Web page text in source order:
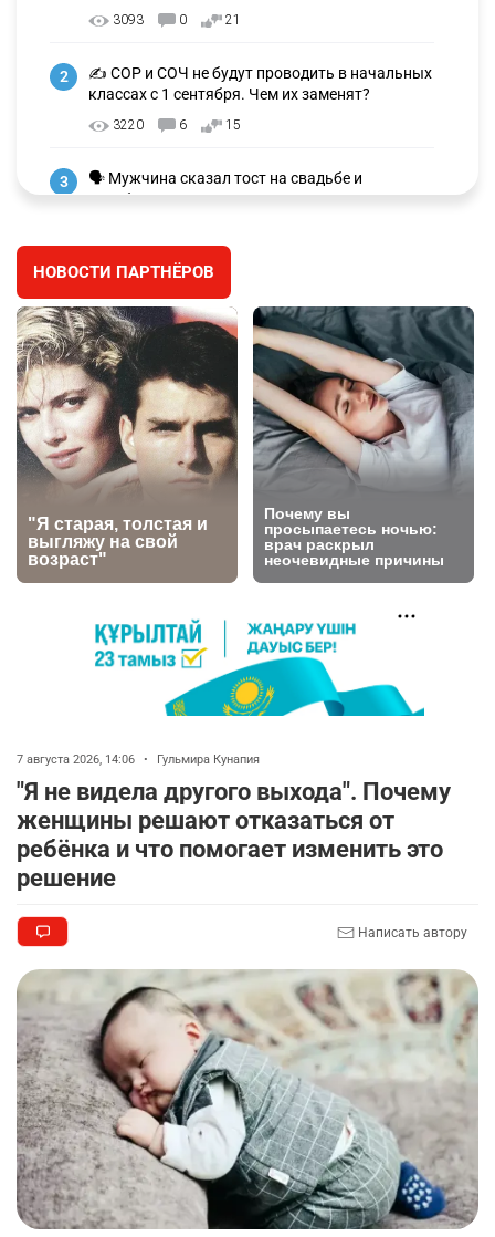
3093 0 21
2
✍️ СОР и СОЧ не будут проводить в начальных
классах с 1 сентября. Чем их заменят?
3220 6 15
3
🗣 Мужчина сказал тост на свадьбе и
заработал уголовное дело
⚠️ Доброе утро, друзья! Предлагаем обзор
главных новостей за 4 августа
2749 0 1
5
🗣Глава государства направил телеграмму
соболезнования родным и близким Халық
қаһарманы Ивана Гапича
2740 2 42
6
🇫🇷 Клуб ПСЖ объявил об открытии своей
футбольной академии в Астане
🚗 Казахстанцев убедили оформить
автокредиты за вознаграждение
2714 0 11
9
💻 В школах Казахстана изменили название и
содержание некоторых предметов
2425
10
🏇 В Астане наказали мужчину, который ездил
2357 2
НОВОСТИ ПАРТНЁРОВ
7 августа 2026, 14:06 • Гульмира Кунапия
"Я не видела другого выхода". Почему
женщины решают отказаться от
ребёнка и что помогает изменить это
решение
Написать автору